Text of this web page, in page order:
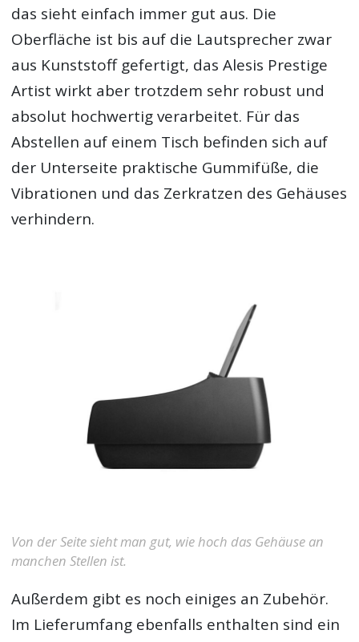
das sieht einfach immer gut aus. Die
Oberfläche ist bis auf die Lautsprecher zwar
aus Kunststoff gefertigt, das Alesis Prestige
Artist wirkt aber trotzdem sehr robust und
absolut hochwertig verarbeitet. Für das
Abstellen auf einem Tisch befinden sich auf
der Unterseite praktische Gummifüße, die
Vibrationen und das Zerkratzen des Gehäuses
verhindern.
Von der Seite sieht man gut, wie hoch das Gehäuse an
manchen Stellen ist.
Außerdem gibt es noch einiges an Zubehör.
Im Lieferumfang ebenfalls enthalten sind ein